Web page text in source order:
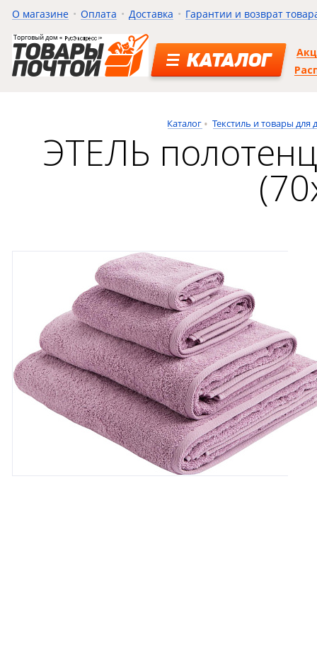
О магазине Оплата Доставка Гарантии и возврат
КАТАЛОГ
Каталог Текстиль и товары для
ЭТЕЛЬ